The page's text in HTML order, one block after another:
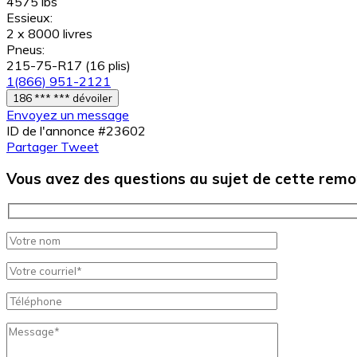
Essieux:
2 x 8000 livres
Pneus:
215-75-R17 (16 plis)
1(866) 951-2121
186 *** *** dévoiler
Envoyez un message
ID de l'annonce #23602
Partager Tweet
Vous avez des questions au sujet de cette